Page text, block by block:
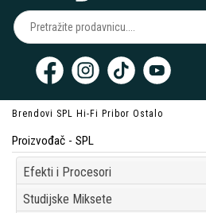
Brendovi SPL Hi-Fi Pribor Ostalo
Proizvođač - SPL
Efekti i Procesori
Studijske Miksete